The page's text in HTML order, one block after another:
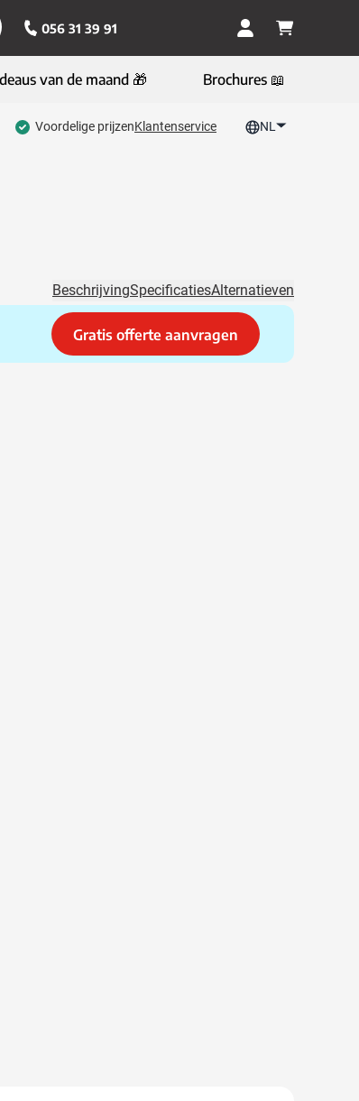
056 31 39 91
van de maand 🎁 Brochures 📖
Voordelige prijzenKlantenservice NL
BeschrijvingSpecificatiesAlternatieven
Gratis offerte aanvragen